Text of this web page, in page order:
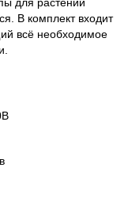
В комплект входит
всё необходимое